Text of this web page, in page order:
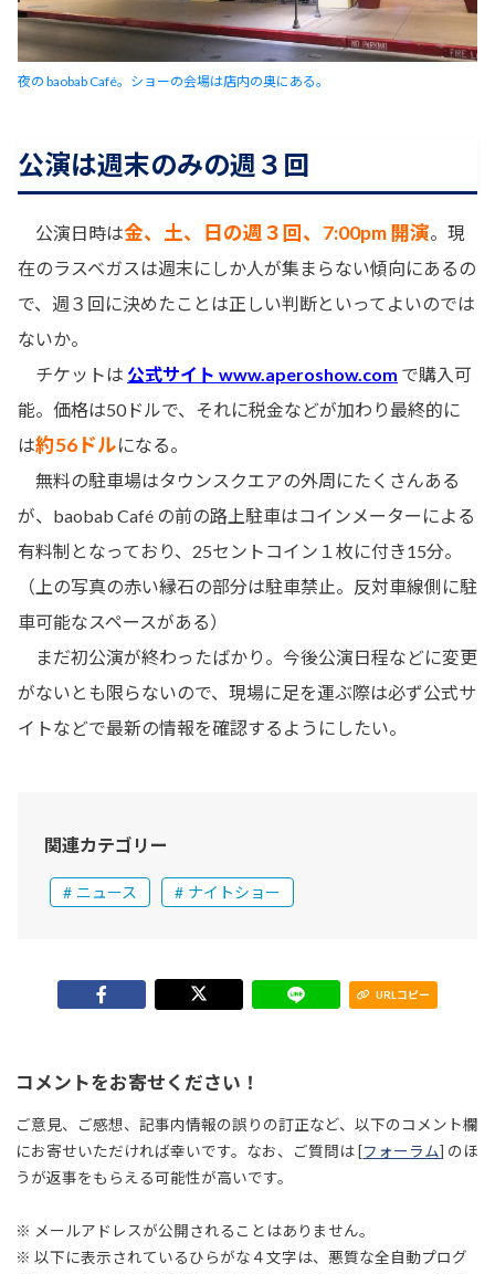
夜の baobab Café。ショーの会場は店内の奥にある。
公演は週末のみの週３回
公演日時は金、土、日の週３回、7:00pm 開演。現
在のラスベガスは週末にしか人が集まらない傾向にあるの
で、週３回に決めたことは正しい判断といってよいのでは
ないか。
チケットは 公式サイト www.aperoshow.com で購入可
能。価格は50ドルで、それに税金などが加わり最終的に
は約56ドルになる。
無料の駐車場はタウンスクエアの外周にたくさんある
が、baobab Café の前の路上駐車はコインメーターによる
有料制となっており、25セントコイン１枚に付き15分。
（上の写真の赤い縁石の部分は駐車禁止。反対車線側に駐
車可能なスペースがある）
まだ初公演が終わったばかり。今後公演日程などに変更
がないとも限らないので、現場に足を運ぶ際は必ず公式サ
イトなどで最新の情報を確認するようにしたい。
関連カテゴリー
ニュース ナイトショー
URLコピー
コメントをお寄せください！
ご意見、ご感想、記事内情報の誤りの訂正など、以下のコメント欄
にお寄せいただければ幸いです。なお、ご質問は [フォーラム] のほ
うが返事をもらえる可能性が高いです。
※ メールアドレスが公開されることはありません。
※ 以下に表示されているひらがな４文字は、悪質な全自動プログ